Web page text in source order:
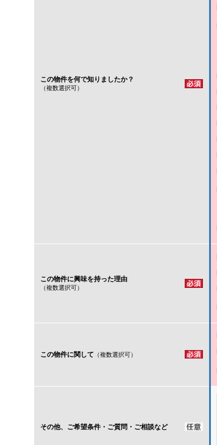
この物件を何で知りましたか？
（複数選択可）
この物件に興味を持った理由
（複数選択可）
この物件に関して （複数選択可）
その他、ご希望条件・ ご質問・ご相談など